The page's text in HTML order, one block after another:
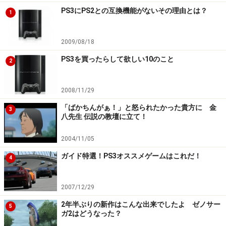
同シリーズ未体験の僕にはそんなイメージが、ただ、漠
然とありました。
初代『アーマードコア』は 1997年7月10日にフロムソ
フトウェアがPSで発売した、現実的な兵器然としたロボ
ットを操縦して敵機を撃破するアクションゲームです。
その後シリーズを重ね、PS2、PS3とプラットフォーム
を移して進化してきました。
このシリーズの最大の特徴は「リアル志向なロボット兵
器シミュレーター」である点、そして「アーマード・コ
アと呼ばれるロボットがパーツの組み合わせでオリジナ
ルの機体にできる」という点です。
特にこのカスタマイズ性の高さが受け入れられ、熱狂的
なファンを生み出すに至りました。
しかし同時に操作の難易度の高さ、カスタマイズのマニ
アックなイメージなどが『アーマード・コア』に「難し
1 PS3にPS2との互換機能がないその理由とは？
2009/08/18
2 PS3を買ったらして欲しい10のこと
2008/11/29
3
「ばかちんがぁ！」と怒られたかった貴方に 金
八先生 伝説の教壇に立て！
2004/11/05
4 ガイド特選！PS3オススメゲームはこれだ！
2007/12/29
5
2年半ぶりの新作はこんな出来でしたよ ゼノサー
ガ2はどうなった？